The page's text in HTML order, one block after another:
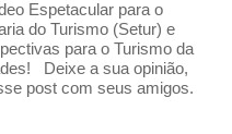
Espetacular para o
do Turismo (Setur) e
para o Turismo da
Deixe a sua opinião,
post com seus amigos.